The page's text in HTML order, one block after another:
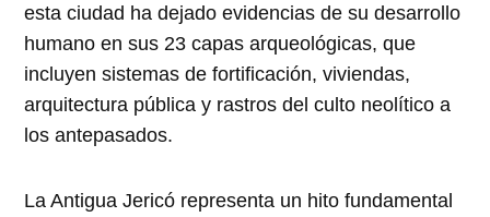
esta ciudad ha dejado evidencias de su desarrollo
humano en sus 23 capas arqueológicas, que
incluyen sistemas de fortificación, viviendas,
arquitectura pública y rastros del culto neolítico a
los antepasados.
La Antigua Jericó representa un hito fundamental